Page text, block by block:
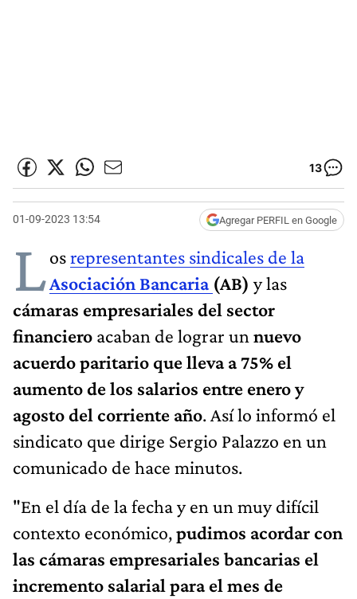
13
01-09-2023 13:54 Agregar PERFIL en Google
Losrepresentantes sindicales de la
Asociación Bancaria (AB) y las
cámaras empresariales del sector
financiero acaban de lograr un nuevo
acuerdo paritario que lleva a 75% el
aumento de los salarios entre enero y
agosto del corriente año. Así lo informó el
sindicato que dirige Sergio Palazzo en un
comunicado de hace minutos.
"En el día de la fecha y en un muy difícil
contexto económico,pudimos acordar con
las cámaras empresariales bancarias el
incremento salarial para el mes de